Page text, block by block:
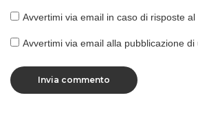
Avvertimi via email in caso di risposte al
Avvertimi via email alla pubblicazione di